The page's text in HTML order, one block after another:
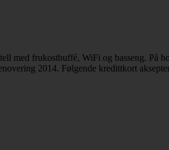
frukostbuffé, WiFi og basseng. På
2014. Følgende kredittkort